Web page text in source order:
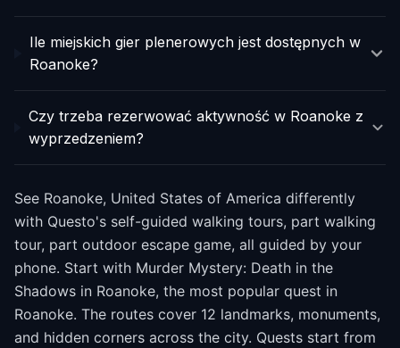
Ile miejskich gier plenerowych jest dostępnych w
Roanoke?
Czy trzeba rezerwować aktywność w Roanoke z
wyprzedzeniem?
See Roanoke, United States of America differently
with Questo's self-guided walking tours, part walking
tour, part outdoor escape game, all guided by your
phone. Start with Murder Mystery: Death in the
Shadows in Roanoke, the most popular quest in
Roanoke. The routes cover 12 landmarks, monuments,
and hidden corners across the city. Quests start from